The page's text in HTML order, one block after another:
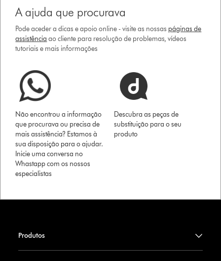
A ajuda que procurava
Pode aceder a dicas e apoio online - visite as nossas páginas de
assistência ao cliente para resolução de problemas, vídeos
tutoriais e mais informações
Não encontrou a informação
que procurava ou precisa de
mais assistência? Estamos à
sua disposição para o ajudar.
Inicie uma conversa no
Whastapp com os nossos
especialistas
Descubra as peças de
substituição para o seu
produto
Produtos